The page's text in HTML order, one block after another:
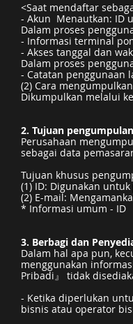
<Saat mendaftar
- Akun Menautkan: ID
Dalam proses
- Informasi terminal
- Akses tanggal dan
Dalam proses
- Catatan penggunaan
(2) Cara
Dikumpulkan melalui
2. Tujuan
Perusahaan
sebagai data
Tujuan khusus
(1) ID: Digunakan
(2) E-mail:
* Informasi umum - ID
3. Berbagi dan
Dalam hal apa pun,
menggunakan
Pribadi』 tidak
- Ketika diperlukan
bisnis atau operator